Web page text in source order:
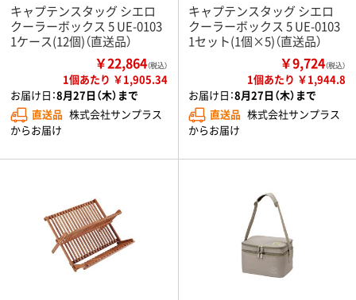
キャプテンスタッグ シエロ
クーラーボックス 5 UE-0103
1ケース(12個)（直送品）
￥22,864（税込）
1個あたり ￥1,905.34
お届け日：8月27日（木）まで
直送品 株式会社サンプラス
からお届け
キャプテンスタッグ シエロ
クーラーボックス 5 UE-0103
1セット(1個×5)（直送品）
￥9,724（税込）
1個あたり ￥1,944.8
お届け日：8月27日（木）まで
直送品 株式会社サンプラス
からお届け